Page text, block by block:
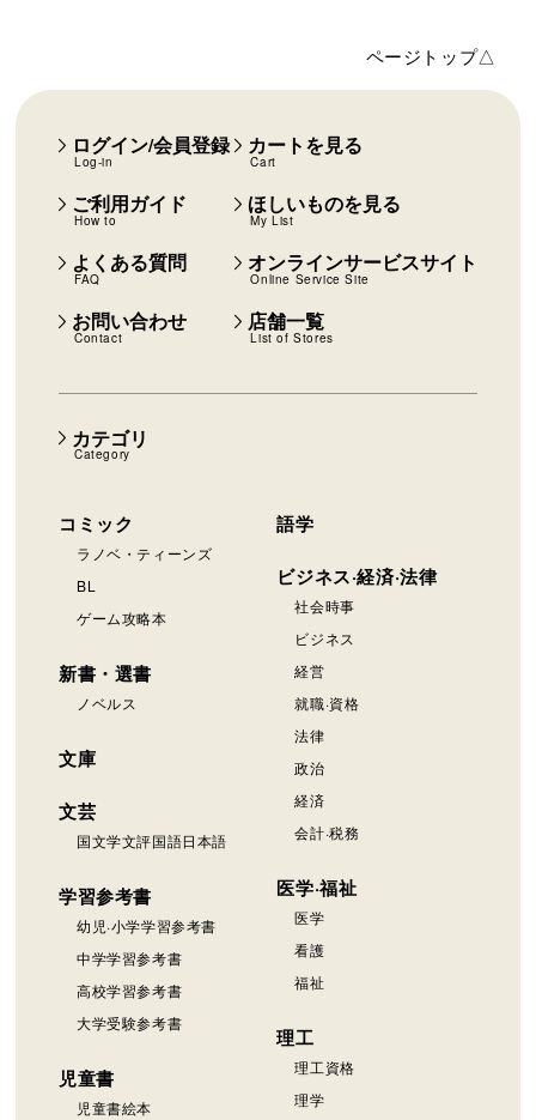
ページトップ△
カテゴリ
Category
コミック
ラノベ・ティーンズ
BL
ゲーム攻略本
新書・選書
ノベルス
文庫
文芸
国文学文評国語日本語
学習参考書
幼児·小学学習参考書
中学学習参考書
高校学習参考書
大学受験参考書
児童書
児童書絵本
語学
ビジネス·経済·法律
社会時事
ビジネス
経営
就職·資格
法律
政治
経済
会計·税務
医学·福祉
医学
看護
福祉
理工
理工資格
理学
ログイン/会員登録
Log-in
カートを見る
Cart
ご利用ガイド
How to
ほしいものを見る
My List
よくある質問
FAQ
オンラインサービスサイト
Online Service Site
お問い合わせ
Contact
店舗一覧
List of Stores